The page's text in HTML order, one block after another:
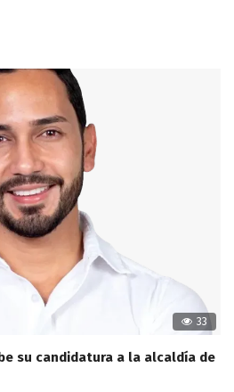
33
su candidatura a la alcaldía de